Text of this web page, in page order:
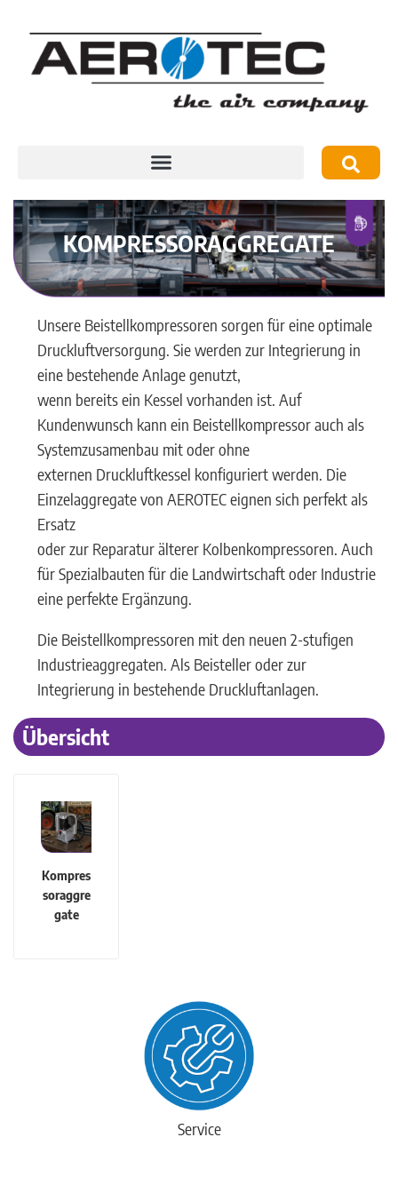
KOMPRESSORAGGREGATE
Unsere Beistellkompressoren sorgen für eine optimale
Druckluftversorgung. Sie werden zur Integrierung in
eine bestehende Anlage genutzt,
wenn bereits ein Kessel vorhanden ist. Auf
Kundenwunsch kann ein Beistellkompressor auch als
Systemzusamenbau mit oder ohne
externen Druckluftkessel konfiguriert werden. Die
Einzelaggregate von AEROTEC eignen sich perfekt als
Ersatz
oder zur Reparatur älterer Kolbenkompressoren. Auch
für Spezialbauten für die Landwirtschaft oder Industrie
eine perfekte Ergänzung.
Die Beistellkompressoren mit den neuen 2-stufigen
Industrieaggregaten. Als Beisteller oder zur
Integrierung in bestehende Druckluftanlagen.
Übersicht
Kompres
soraggre
gate
Service